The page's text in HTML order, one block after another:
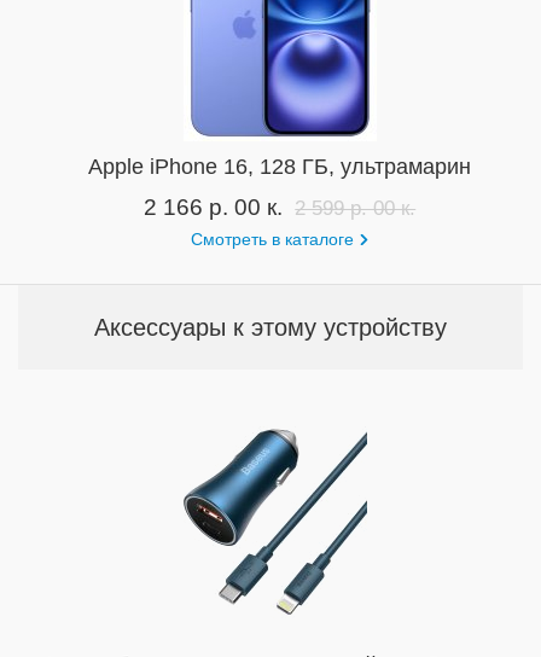
Apple iPhone 16, 128 ГБ, ультрамарин
2 166 р. 00 к. 2 599 р. 00 к.
Смотреть в каталоге
Аксессуары к этому устройству